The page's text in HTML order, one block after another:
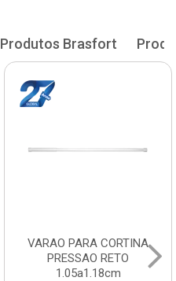
Produtos Brasfort
VARAO PARA CORTINA
PRESSAO RETO
1.20a1.33cm